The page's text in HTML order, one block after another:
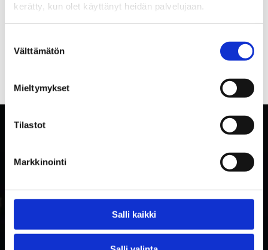
kerätty, kun olet käyttänyt heidän palvelujaan.
valinta
Välttämätön
Mieltymykset
Tilastot
Markkinointi
Salli kaikki